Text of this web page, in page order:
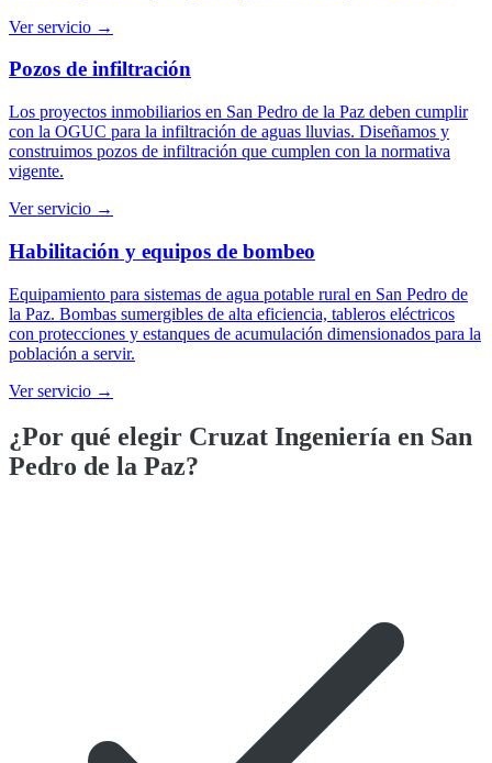
Ver servicio →
Pozos de infiltración
Los proyectos inmobiliarios en San Pedro de la Paz deben cumplir
con la OGUC para la infiltración de aguas lluvias. Diseñamos y
construimos pozos de infiltración que cumplen con la normativa
vigente.
Ver servicio →
Habilitación y equipos de bombeo
Equipamiento para sistemas de agua potable rural en San Pedro de
la Paz. Bombas sumergibles de alta eficiencia, tableros eléctricos
con protecciones y estanques de acumulación dimensionados para la
población a servir.
Ver servicio →
¿Por qué elegir Cruzat Ingeniería en San
Pedro de la Paz?